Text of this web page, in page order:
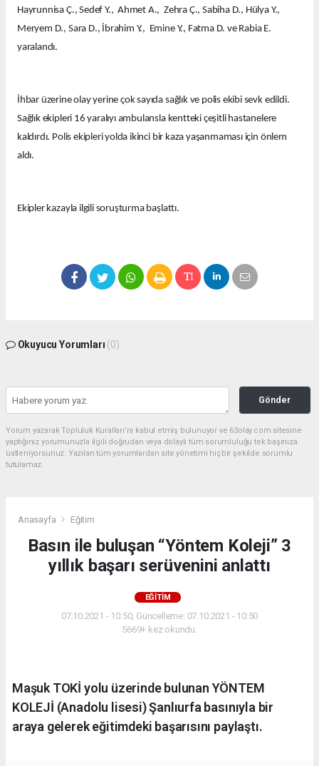
Hayrunnisa Ç., Sedef Y., Ahmet A., Zehra Ç., Sabiha D., Hülya Y.,
Meryem D., Sara D., İbrahim Y., Emine Y., Fatma D. ve Rabia E.
yaralandı.
İhbar üzerine olay yerine çok sayıda sağlık ve polis ekibi sevk edildi.
Sağlık ekipleri 16 yaralıyı ambulansla kentteki çeşitli hastanelere
kaldırdı. Polis ekipleri yolda ikinci bir kaza yaşanmaması için önlem
aldı.
Ekipler kazayla ilgili soruşturma başlattı.
Okuyucu Yorumları (0)
Gönder
Yorum yazarak Topluluk Kuralları’nı kabul etmiş bulunuyor ve 63olay.com sitesine
yaptığınız yorumunuzla ilgili doğrudan veya dolaylı tüm sorumluluğu tek başınıza
üstleniyorsunuz. Yazılan tüm yorumlardan site yönetimi hiçbir şekilde sorumlu
tutulamaz.
Anasayfa Eğitim
Basın ile buluşan “Yöntem Koleji” 3
yıllık başarı serüvenini anlattı
EĞITIM
07.10.2021 - 10:50, Güncelleme: 07.10.2021 - 10:50
5669+ kez okundu.
Maşuk TOKİ yolu üzerinde bulunan YÖNTEM
KOLEJİ (Anadolu lisesi) Şanlıurfa basınıyla bir
araya gelerek eğitimdeki başarısını paylaştı.